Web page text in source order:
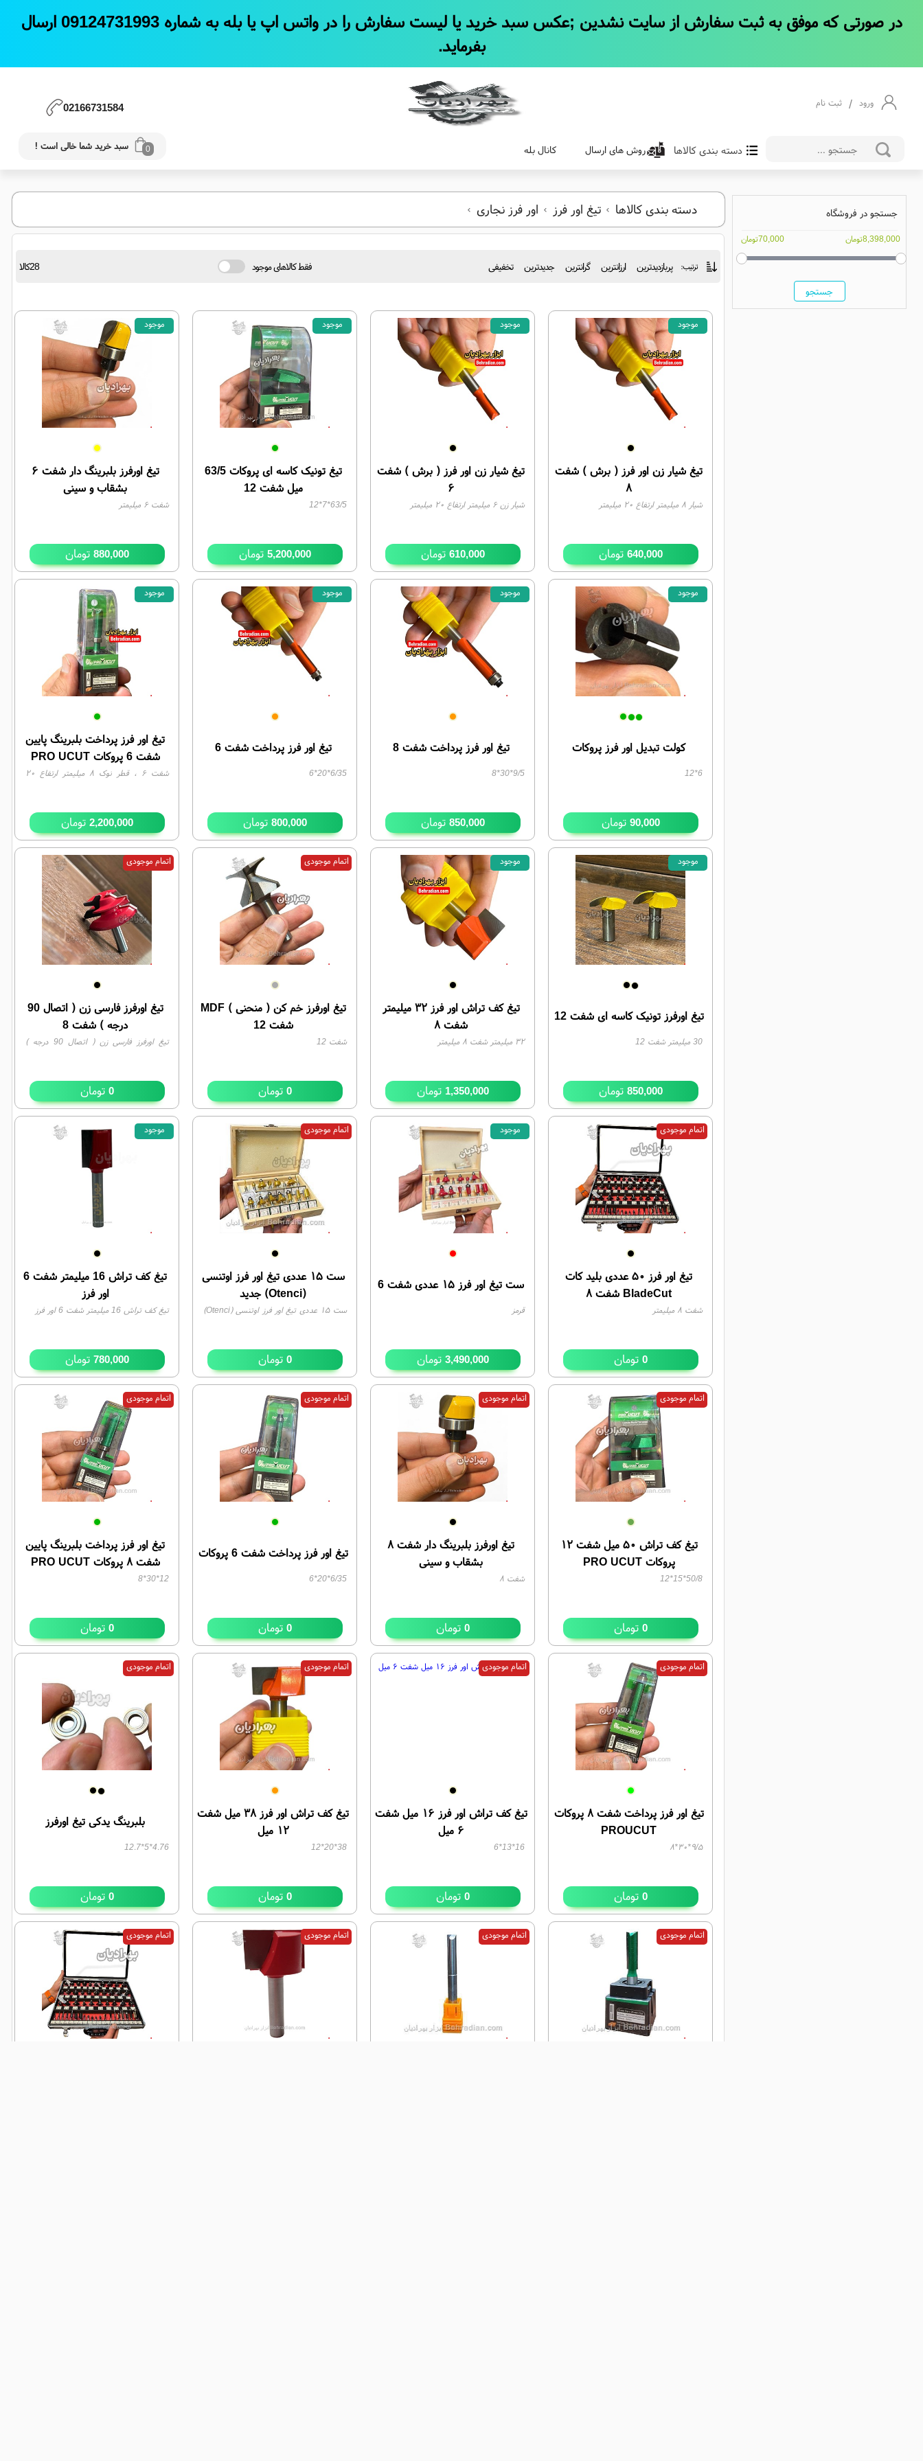
در صورتی که موفق به ثبت سفارش از سایت نشدین ;عکس سبد خرید یا لیست سفارش را در واتس اپ یا بله به شماره 09124731993 ارسال
بفرماید.
ورود / ثبت نام 02166731584
دسته بندی کالاها روش های ارسال کانال بله 0 سبد خرید شما خالی است !
جستجو در فروشگاه
8,398,000تومان 70,000تومان
جستجو
دسته بندی کالاها تیغ اور فرز اور فرز نجاری
ترتیب: پربازدیدترین ارزانترین گرانترین جدیدترین تخفیفی فقط کالاهای موجود 28کالا
تیغ شیار زن اور فرز ( برش ) شفت
۸
شیار ۸ میلیمتر ارتفاع ۲۰ میلیمتر
640,000 تومان
موجود
تیغ شیار زن اور فرز ( برش ) شفت
۶
شیار زن ۶ میلیمتر ارتفاع ۲۰ میلیمتر
610,000 تومان
موجود
تیغ تونیک کاسه ای پروکات 63/5
میل شفت 12
63/5*7*12
5,200,000 تومان
موجود
تیغ اورفرز بلبرینگ دار شفت ۶
بشقاب و سینی
شفت ۶ میلیمتر
880,000 تومان
موجود
کولت تبدیل اور فرز پروکات
6*12
90,000 تومان
موجود
تیغ اور فرز پرداخت شفت 8
9/5*30*8
850,000 تومان
موجود
تیغ اور فرز پرداخت شفت 6
6/35*20*6
800,000 تومان
موجود
تیغ اور فرز پرداخت بلبرینگ پایین
شفت 6 پروکات PRO UCUT
شفت ۶ ، قطر نوک ۸ میلیمتر ارتفاع ۲۰
2,200,000 تومان
موجود
تیغ اورفرز تونیک کاسه ای شفت 12
30 میلیمتر شفت 12
850,000 تومان
موجود
تیغ کف تراش اور فرز ۳۲ میلیمتر
شفت ۸
۳۲ میلیمتر شفت ۸ میلیمتر
1,350,000 تومان
موجود
تیغ اورفرز خم کن ( منحنی ) MDF
شفت 12
شفت 12
0 تومان
اتمام موجودی
تیغ اورفرز فارسی زن ( اتصال 90
درجه ) شفت 8
تیغ اورفرز فارسی زن ( اتصال 90 درجه )
0 تومان
اتمام موجودی
تیغ اور فرز ۵۰ عددی بلید کات
BladeCut شفت ۸
شفت ۸ میلیمتر
0 تومان
اتمام موجودی
ست تیغ اور فرز ۱۵ عددی شفت 6
قرمز
3,490,000 تومان
موجود
ست ۱۵ عددی تیغ اور فرز اوتنسی
(Otenci) جدید
ست ۱۵ عددی تیغ اور فرز اوتنسی (Otenci)
0 تومان
اتمام موجودی
تیغ کف تراش 16 میلیمتر شفت 6
اور فرز
تیغ کف تراش 16 میلیمتر شفت 6 اور فرز
780,000 تومان
موجود
تیغ کف تراش ۵۰ میل شفت ۱۲
پروکات PRO UCUT
50/8*15*12
0 تومان
اتمام موجودی
تیغ اورفرز بلبرینگ دار شفت ۸
بشقاب و سینی
شفت ۸
0 تومان
اتمام موجودی
تیغ اور فرز پرداخت شفت 6 پروکات
6/35*20*6
0 تومان
اتمام موجودی
تیغ اور فرز پرداخت بلبرینگ پایین
شفت ۸ پروکات PRO UCUT
12*30*8
0 تومان
اتمام موجودی
تیغ اور فرز پرداخت شفت ۸ پروکات
PROUCUT
۹/۵*۳۰*۸
0 تومان
اتمام موجودی
تیغ کف تراش اور فرز ۱۶ میل شفت
۶ میل
16*13*6
0 تومان
اتمام موجودی
تیغ کف تراش اور فرز ۳۸ میل شفت
۱۲ میل
38*20*12
0 تومان
اتمام موجودی
بلبرینگ یدکی تیغ اورفرز
4.76*5*12.7
0 تومان
اتمام موجودی
اتمام موجودی اتمام موجودی اتمام موجودی اتمام موجودی